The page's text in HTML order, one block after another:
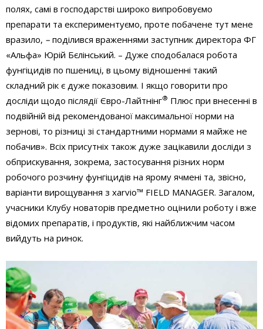
полях, самі в господарстві широко випробовуємо
препарати та експериментуємо, проте побачене тут мене
вразило, – поділився враженнями заступник директора ФГ
«Альфа» Юрій Бєлінський. – Дуже сподобалася робота
фунгіцидів по пшениці, в цьому відношенні такий
складний рік є дуже показовим. І якщо говорити про
досліди щодо післядії Євро-Лайтнінг® Плюс при внесенні в
подвійній від рекомендованої максимальної норми на
зернові, то різниці зі стандартними нормами я майже не
побачив». Всіх присутніх також дуже зацікавили досліди з
обприскування, зокрема, застосування різних норм
робочого розчину фунгіцидів на ярому ячмені та, звісно,
варіанти вирощування з хarvio™ FIELD MANAGER. Загалом,
учасники Клубу новаторів предметно оцінили роботу і вже
відомих препаратів, і продуктів, які найближчим часом
вийдуть на ринок.